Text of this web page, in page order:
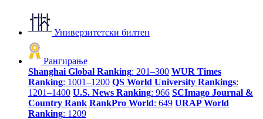
Универзитетски билтен
Рангирање
Shanghai Global Ranking: 201–300 WUR Times
Ranking: 1001–1200 QS World University Rankings:
1201–1400 U.S. News Ranking: 966 SCImago Journal &
Country Rank RankPro World: 649 URAP World
Ranking: 1209